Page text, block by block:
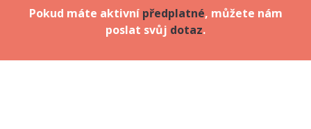
Pokud máte aktivní předplatné, můžete nám
poslat svůj dotaz.